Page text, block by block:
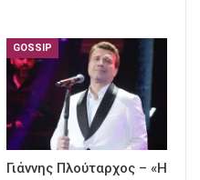
GOSSIP
Γιάννης Πλούταρχος – «Η